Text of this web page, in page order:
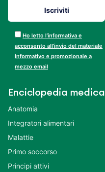
Ho letto l’informativa e
acconsento all’invio del materiale
informativo e promozionale a
mezzo email
Enciclopedia medica
Anatomia
Integratori alimentari
Malattie
Primo soccorso
Principi attivi